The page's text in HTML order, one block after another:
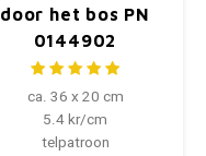
door het bos PN
0144902
ca. 36 x 20 cm
5.4 kr/cm
telpatroon